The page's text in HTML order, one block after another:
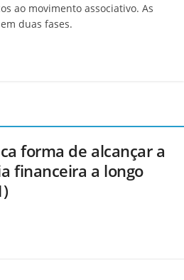
ao movimento associativo. As
duas fases.
forma de alcançar a
financeira a longo